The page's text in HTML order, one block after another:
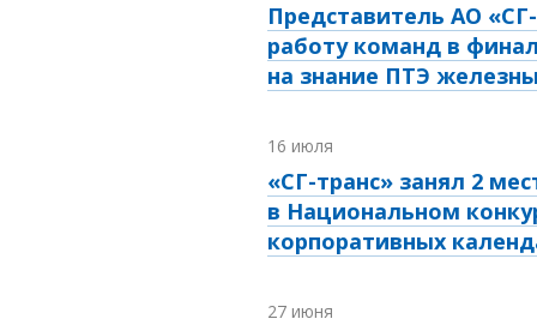
Представитель АО
работу команд в
на знание ПТЭ
16 июля
«СГ-транс» занял 2
в Национальном
корпоративных
27 июня